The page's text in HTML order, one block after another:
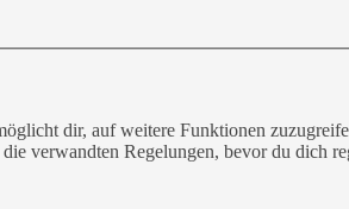
dir, auf weitere Funktionen
verwandten Regelungen, bevor du dich